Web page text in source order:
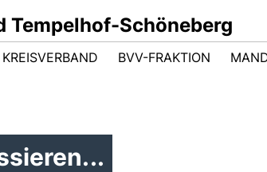
Tempelhof-Schöneberg
KREISVERBAND BVV-FRAKTION